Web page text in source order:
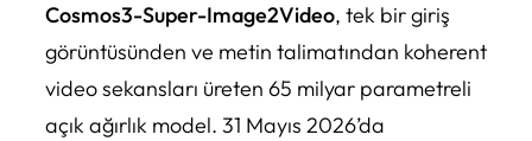
Cosmos3-Super-Image2Video, tek bir giriş
görüntüsünden ve metin talimatından koherent
video sekansları üreten 65 milyar parametreli
açık ağırlık model. 31 Mayıs 2026’da